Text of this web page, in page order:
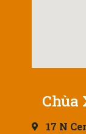
Chùa
17 N